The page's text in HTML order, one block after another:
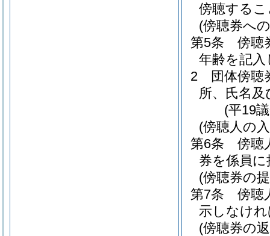
傍聴する
(傍聴券へ
第5条
傍聴
年齢を記
2
団体傍聴
所、氏名
(平19
(傍聴人の
第6条
傍聴
券を係員
(傍聴券の
第7条
傍聴
示しなけ
(傍聴券の